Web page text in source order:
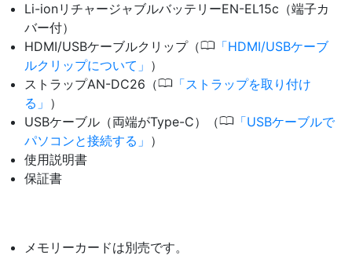
Li-ionリチャージャブルバッテリーEN-EL15c（端子カ
バー付）
HDMI/USBケーブルクリップ（0
HDMI/USBケーブ
ルクリップについて
）
ストラップAN-DC26（0
ストラップを取り付け
る
）
USBケーブル（両端がType-C）（0
USBケーブルで
パソコンと接続する
）
使用説明書
保証書
メモリーカードは別売です。